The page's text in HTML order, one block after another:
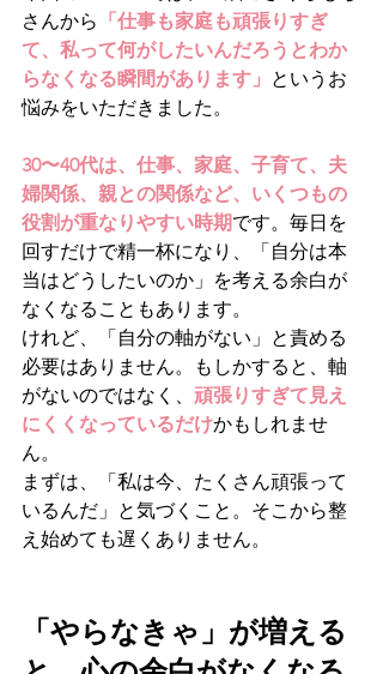
さんから 「仕事も家庭も頑張りすぎ
て、私って何がしたいんだろうとわか
らなくなる瞬間があります」 というお
悩みをいただきました。
30〜40代は、仕事、家庭、子育て、夫
婦関係、親との関係など、いくつもの
役割が重なりやすい時期です。毎日を
回すだけで精一杯になり、「自分は本
当はどうしたいのか」を考える余白が
なくなることもあります。
けれど、「自分の軸がない」と責める
必要はありません。もしかすると、軸
がないのではなく、 頑張りすぎて見え
にくくなっているだけかもしれませ
ん。
まずは、「私は今、たくさん頑張って
いるんだ」と気づくこと。そこから整
え始めても遅くありません。
「やらなきゃ」が増える